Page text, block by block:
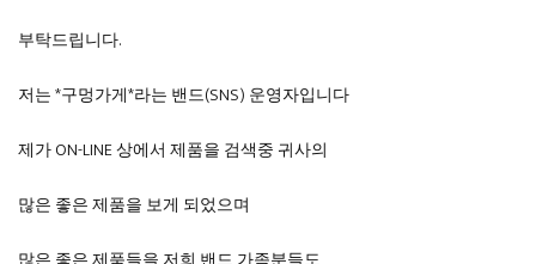
부탁드립니다.
저는 *구멍가게*라는 밴드(SNS) 운영자입니다
제가 ON-LINE 상에서 제품을 검색중 귀사의
많은 좋은 제품을 보게 되었으며